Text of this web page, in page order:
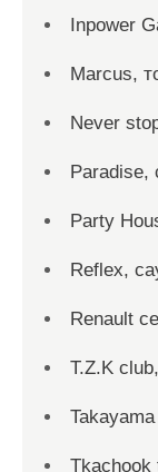
Inpower
Marcus,
Never
Paradise,
Party
Reflex,
Renault
T.Z.K
Takayama
Tkachook